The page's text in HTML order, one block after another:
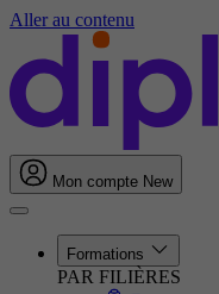
Aller au contenu
Mon compte New
Formations
PAR FILIÈRES